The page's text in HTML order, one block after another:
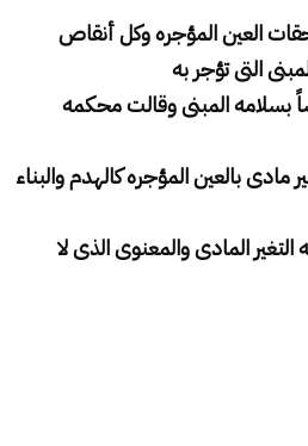
العين المؤجره وكل أنقاص
التى تؤجر به
بسلامه المبنى وقالت محكمه
مادى بالعين المؤجره كالهدم والبناء
المادى والمعنوى الذى لا